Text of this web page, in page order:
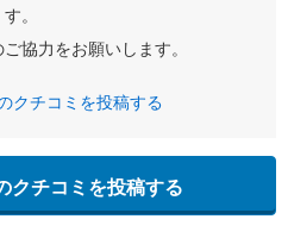
す。
協力をお願いします。
クチコミを投稿する
クチコミを投稿する